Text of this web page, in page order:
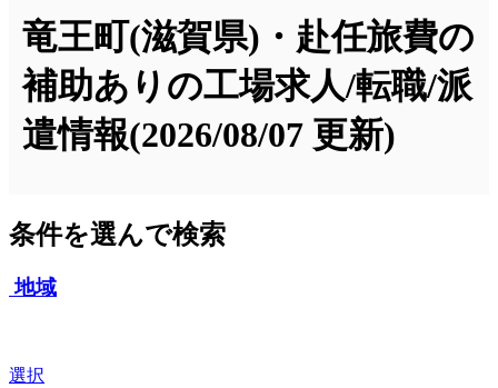
竜王町(滋賀県)・赴任旅費の
補助ありの工場求人/転職/派
遣情報(2026/08/07 更新)
条件を選んで検索
地域
選択